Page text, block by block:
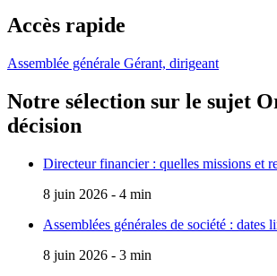
Accès rapide
Assemblée générale Gérant, dirigeant
Notre sélection sur le sujet
décision
Directeur financier : quelles missions et
8 juin 2026 - 4 min
Assemblées générales de société : dates
8 juin 2026 - 3 min